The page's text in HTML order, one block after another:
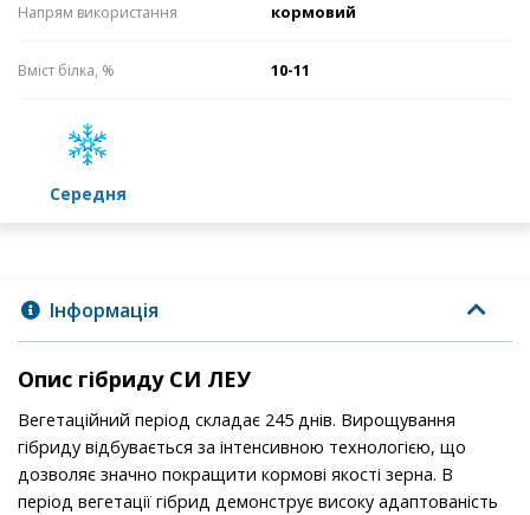
Напрям використання кормовий
Вміст білка, % 10-11
середня
Інформація
Опис гібриду СИ ЛЕУ
Вегетаційний період складає 245 днів. Вирощування
гібриду відбувається за інтенсивною технологією, що
дозволяє значно покращити кормові якості зерна. В
період вегетації гібрид демонструє високу адаптованість